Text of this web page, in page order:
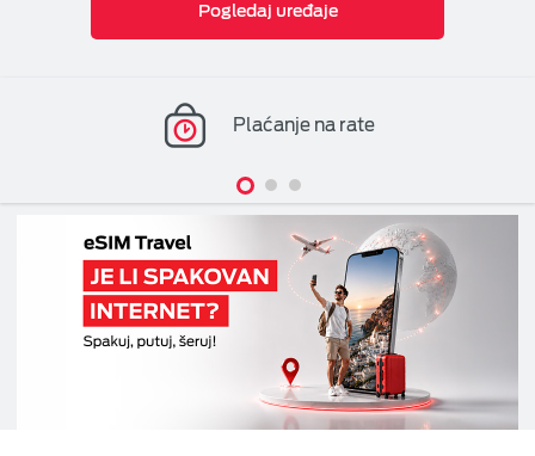
Pogledaj uređaje
Plaćanje na rate